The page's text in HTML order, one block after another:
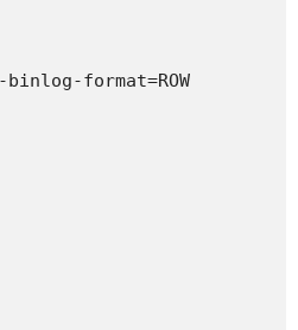
binlog-format=ROW